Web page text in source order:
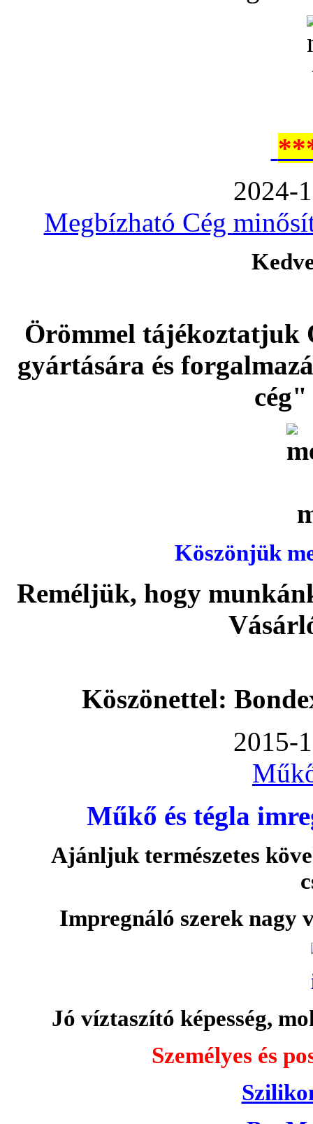
2024-
Megbízható Cég
Örömmel tájékoztatjuk
gyártására és
Köszönjük
Reméljük, hogy
Köszönettel:
2015-
Műkő és tégla
Ajánljuk természetes
Impregnáló szerek
Jó víztaszító képesség,
Személyes és